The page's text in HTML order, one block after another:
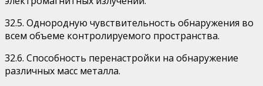
32.5. Однородную чувствительность обнаружения во
всем объеме контролируемого пространства.
32.6. Способность перенастройки на обнаружение
различных масс металла.